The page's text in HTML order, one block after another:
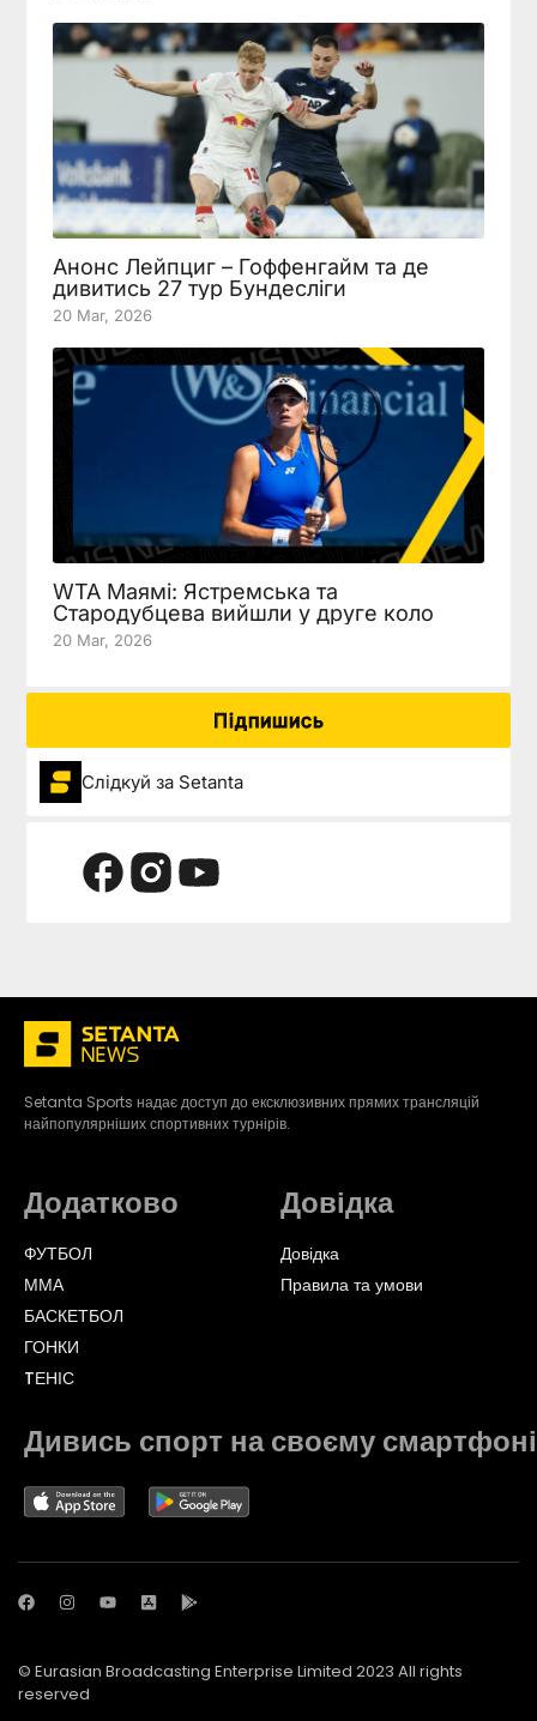
Анонс Лейпциг – Гоффенгайм та де
дивитись 27 тур Бундесліги
20 Mar, 2026
WTA Маямі: Ястремська та
Стародубцева вийшли у друге коло
20 Mar, 2026
Підпишись
Слідкуй за Setanta
Setanta Sports надає доступ до ексклюзивних прямих трансляцій
найпопулярніших спортивних турнірів.
Додатково
ФУТБОЛ
ММА
БАСКЕТБОЛ
ГОНКИ
TЕНІС
Довідка
Довідка
Правила та умови
Дивись спорт на своєму смартфоні
© Eurasian Broadcasting Enterprise Limited 2023 All rights
reserved